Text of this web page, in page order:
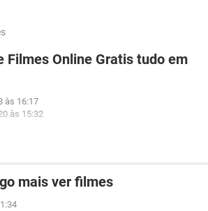
Filmes Online Gratis tudo em
às 16:17
às 15:32
mais ver filmes